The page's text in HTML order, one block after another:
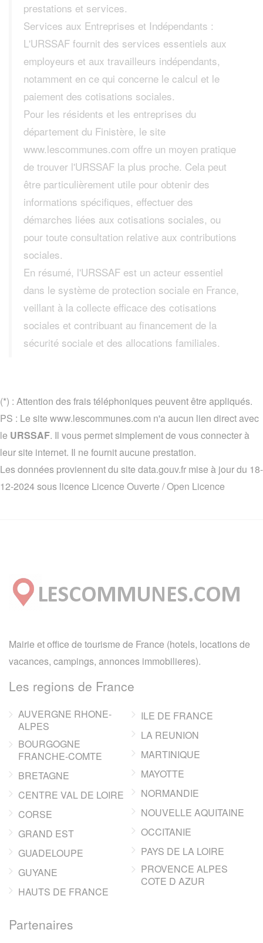
prestations et services.
Services aux Entreprises et Indépendants :
L'URSSAF fournit des services essentiels aux
employeurs et aux travailleurs indépendants,
notamment en ce qui concerne le calcul et le
paiement des cotisations sociales.
Pour les résidents et les entreprises du
département du Finistère, le site
www.lescommunes.com offre un moyen pratique
de trouver l'URSSAF la plus proche. Cela peut
être particulièrement utile pour obtenir des
informations spécifiques, effectuer des
démarches liées aux cotisations sociales, ou
pour toute consultation relative aux contributions
sociales.
En résumé, l'URSSAF est un acteur essentiel
dans le système de protection sociale en France,
veillant à la collecte efficace des cotisations
sociales et contribuant au financement de la
sécurité sociale et des allocations familiales.
(*) : Attention des frais téléphoniques peuvent être appliqués.
PS : Le site www.lescommunes.com n'a aucun lien direct avec
le URSSAF. Il vous permet simplement de vous connecter à
leur site internet. Il ne fournit aucune prestation.
Les données proviennent du site data.gouv.fr mise à jour du 18-
12-2024 sous licence Licence Ouverte / Open Licence
Mairie et office de tourisme de France (hotels, locations de
vacances, campings, annonces immobilieres).
Les regions de France
AUVERGNE RHONE-
ALPES
BOURGOGNE
FRANCHE-COMTE
BRETAGNE
CENTRE VAL DE LOIRE
CORSE
GRAND EST
GUADELOUPE
GUYANE
HAUTS DE FRANCE
ILE DE FRANCE
LA REUNION
MARTINIQUE
MAYOTTE
NORMANDIE
NOUVELLE AQUITAINE
OCCITANIE
PAYS DE LA LOIRE
PROVENCE ALPES
COTE D AZUR
Partenaires